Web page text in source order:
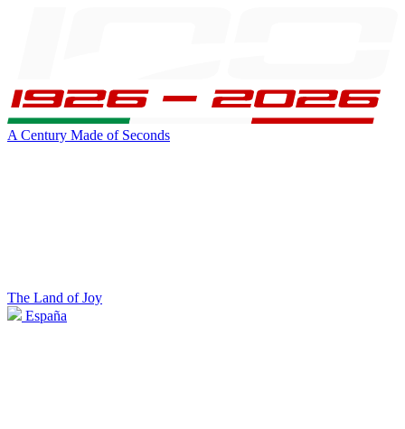
A Century Made of Seconds
The Land of Joy
España